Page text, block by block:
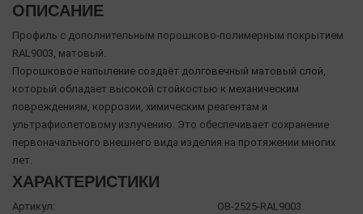
ОПИСАНИЕ
Профиль с дополнительным порошково-полимерным покрытием
RAL9003, матовый.
Порошковое напыление создаёт долговечный матовый слой,
который обладает высокой стойкостью к механическим
повреждениям, коррозии, химическим реагентам и
ультрафиолетовому излучению. Это обеспечивает сохранение
первоначального внешнего вида изделия на протяжении многих
лет.
ХАРАКТЕРИСТИКИ
Артикул:
OB-2525-RAL9003